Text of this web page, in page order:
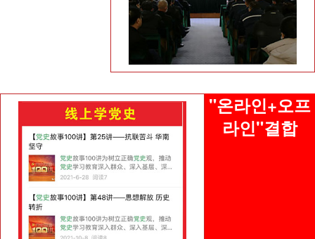
"온라인+오프
라인"결합